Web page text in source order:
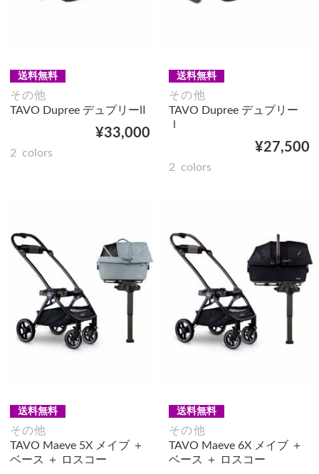
送料無料
その他
TAVO Dupree デュプリーⅡ
¥33,000
2 colors
送料無料
その他
TAVO Dupree デュプリー
Ｉ
¥27,500
2 colors
送料無料
その他
TAVO Maeve 5X メイブ ＋
ベース ＋ ロスコー
送料無料
その他
TAVO Maeve 6X メイブ ＋
ベース ＋ ロスコー